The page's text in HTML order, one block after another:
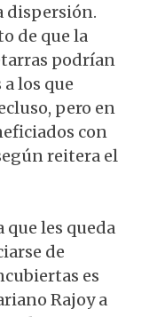
dispersión.
de que la
podrían
los que
pero en
con
reitera el
que les queda
de
es
Rajoy a